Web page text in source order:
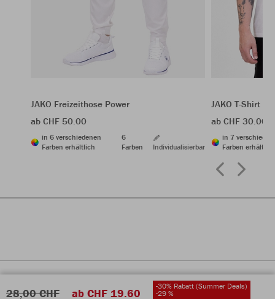
28,00 CHF ab CHF 19.60
-30% Rabatt (Summer Deals)
-29 %
JAKO Freizeithose Power
ab CHF 50.00
in 6 verschiedenen
Farben erhältlich
6
Farben
Individualisierbar
JAKO T-Shirt
ab CHF 30.00
in 7
Farben